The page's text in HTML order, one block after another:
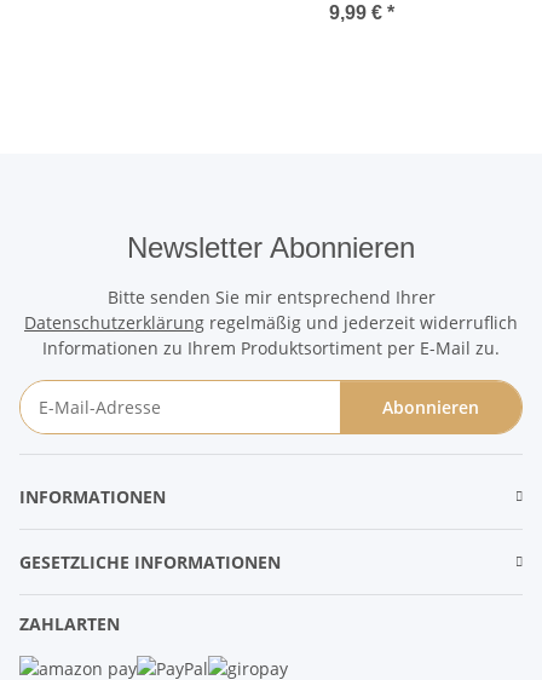
9,99 € *
Newsletter Abonnieren
Bitte senden Sie mir entsprechend Ihrer
Datenschutzerklärung regelmäßig und jederzeit widerruflich
Informationen zu Ihrem Produktsortiment per E-Mail zu.
Abonnieren
INFORMATIONEN
GESETZLICHE INFORMATIONEN
ZAHLARTEN